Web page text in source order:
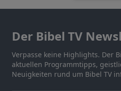
Der Bibel TV
Verpasse keine Highlights. Der
aktuellen Programmtipps,
Neuigkeiten rund um Bibel TV